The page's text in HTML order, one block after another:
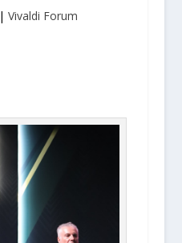
|Vivaldi Forum